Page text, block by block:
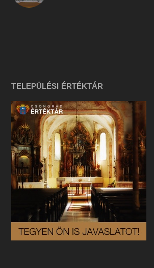
TELEPÜLÉSI ÉRTÉKTÁR